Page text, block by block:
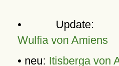
•
Wulfia von Amiens
• neu: Itisberga von